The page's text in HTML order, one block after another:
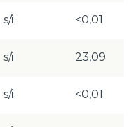
s/i <0,01
s/i 23,09
s/i <0,01